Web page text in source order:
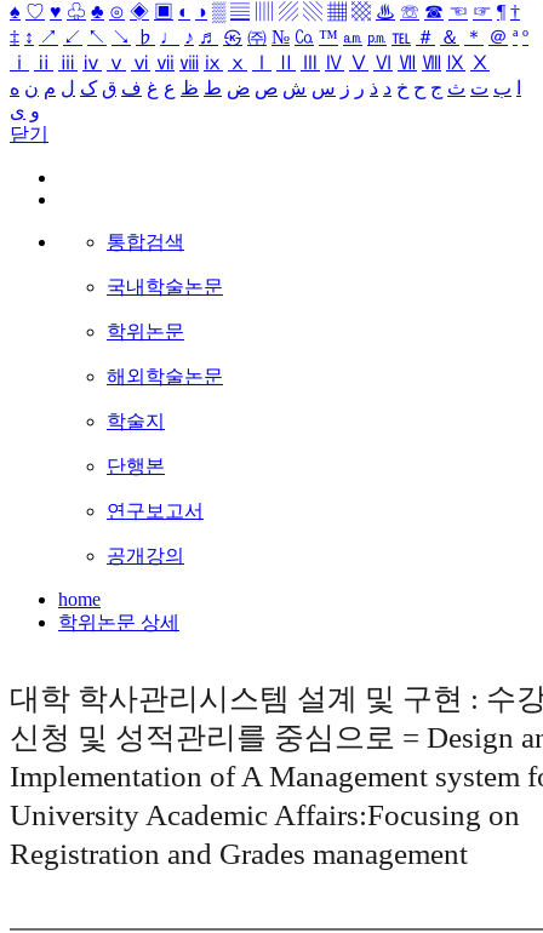
♠ ♡ ♥ ♧ ♣ ⊙ ◈ ▣ ◐ ◑ ▒ ▤ ▨ ▧ ▦ ▩ ♨ ☏ ☎ ☜ ☞ ¶ †
‡ ↕ ↗ ↙ ↖ ↘ ♭ ♩ ♪ ♬ ㉿ ㈜ № ㏇ ™ ㏂ ㏘ ℡ ＃ ＆ ＊ ＠ ª º
ⅰ
ⅱ ⅲ ⅳ ⅴ ⅵ ⅶ ⅷ ⅸ ⅹ Ⅳ Ⅴ Ⅵ Ⅶ Ⅷ Ⅸ Ⅹ
ب ت ث ج ح خ د ذ ر ز س ش ص ض ط ظ ع غ ف ق ک ل م ن ه
و ی
닫기
통합검색
국내학술논문
학위논문
해외학술논문
학술지
단행본
연구보고서
공개강의
home
학위논문 상세
대학 학사관리시스템 설계 및 구현 : 수
신청 및 성적관리를 중심으로 = Design
Implementation of A Management system
University Academic Affairs:Focusing on
Registration and Grades management